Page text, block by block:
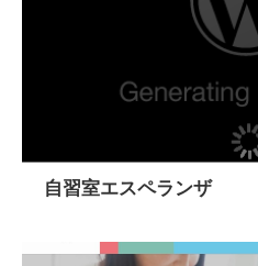
自習室エスペランザ